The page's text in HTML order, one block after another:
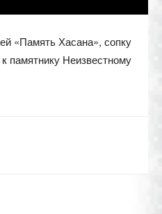
«Память Хасана», сопку
памятнику Неизвестному